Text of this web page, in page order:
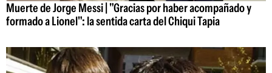
Muerte de Jorge Messi | "Gracias por haber acompañado y
formado a Lionel": la sentida carta del Chiqui Tapia